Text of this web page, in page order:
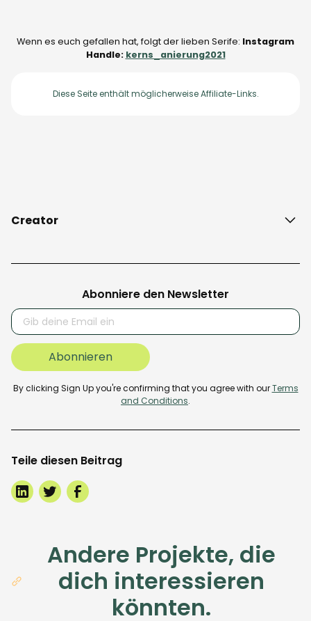
Abonniere den Newsletter
By clicking Sign Up you're confirming that you agree with ourTerms
and Conditions.
Teile diesen Beitrag
Creator
Wenn es euch gefallen hat, folgt der lieben Serife: Instagram
Handle: kerns_anierung2021
Diese Seite enthält möglicherweise Affiliate-Links.
Andere Projekte, die
dich interessieren
könnten.